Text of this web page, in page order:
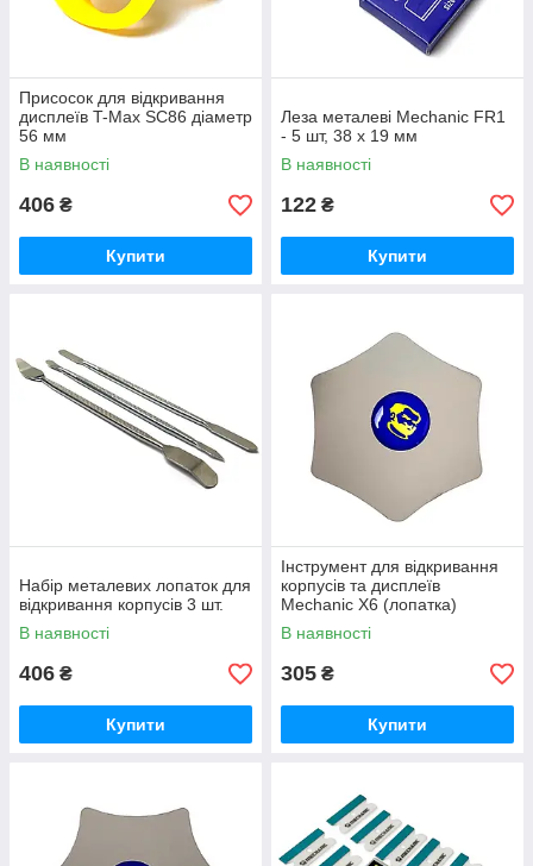
Присосок для відкривання
дисплеїв T-Max SC86 діаметр
56 мм
В наявності
406 ₴
Купити
Леза металеві Mechanic FR1
- 5 шт, 38 х 19 мм
В наявності
122 ₴
Купити
Набір металевих лопаток для
відкривання корпусів 3 шт.
В наявності
406 ₴
Купити
Інструмент для відкривання
корпусів та дисплеїв
Mechanic X6 (лопатка)
В наявності
305 ₴
Купити